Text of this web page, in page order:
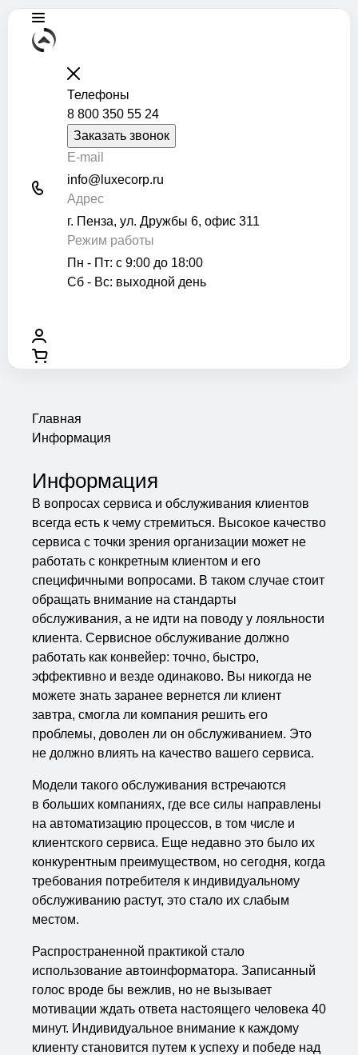
Телефоны
8 800 350 55 24
Заказать звонок
E-mail
info@luxecorp.ru
Адрес
г. Пенза, ул. Дружбы 6, офис 311
Режим работы
Пн - Пт: с 9:00 до 18:00
Сб - Вс: выходной день
Главная
Информация
Информация
В вопросах сервиса и обслуживания клиентов
всегда есть к чему стремиться. Высокое качество
сервиса с точки зрения организации может не
работать с конкретным клиентом и его
специфичными вопросами. В таком случае стоит
обращать внимание на стандарты
обслуживания, а не идти на поводу у лояльности
клиента. Сервисное обслуживание должно
работать как конвейер: точно, быстро,
эффективно и везде одинаково. Вы никогда не
можете знать заранее вернется ли клиент
завтра, смогла ли компания решить его
проблемы, доволен ли он обслуживанием. Это
не должно влиять на качество вашего сервиса.
Модели такого обслуживания встречаются
в больших компаниях, где все силы направлены
на автоматизацию процессов, в том числе и
клиентского сервиса. Еще недавно это было их
конкурентным преимуществом, но сегодня, когда
требования потребителя к индивидуальному
обслуживанию растут, это стало их слабым
местом.
Распространенной практикой стало
использование автоинформатора. Записанный
голос вроде бы вежлив, но не вызывает
мотивации ждать ответа настоящего человека 40
минут. Индивидуальное внимание к каждому
клиенту становится путем к успеху и победе над